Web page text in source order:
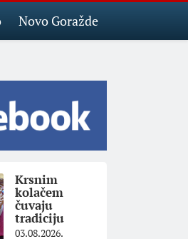
Novo Goražde
Krsnim
kolačem
čuvaju
tradiciju
03.08.2026.